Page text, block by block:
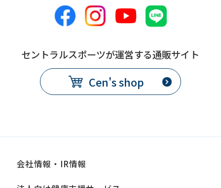
セントラルスポーツが運営する通販サイト
Cen's shop
会社情報・IR情報